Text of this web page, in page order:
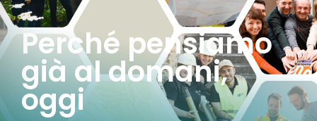
Perché pensiamo
già al domani,
oggi